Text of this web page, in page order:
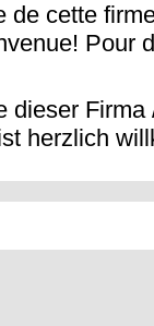
de cette
Pour
dieser
herzlich